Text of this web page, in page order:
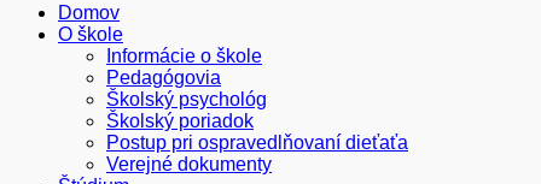
Domov
O škole
Informácie o škole
Pedagógovia
Školský psychológ
Školský poriadok
Postup pri ospravedlňovaní dieťaťa
Verejné dokumenty